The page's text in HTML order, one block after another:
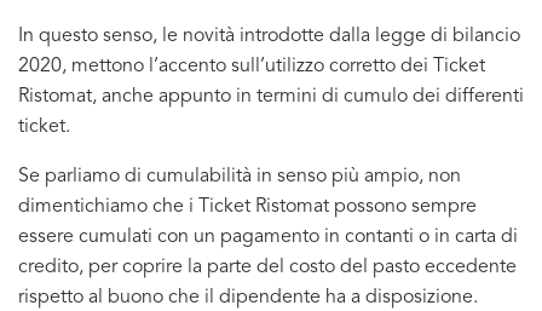
In questo senso, le novità introdotte dalla legge di bilancio
2020, mettono l’accento sull’utilizzo corretto dei Ticket
Ristomat, anche appunto in termini di cumulo dei differenti
ticket.
Se parliamo di cumulabilità in senso più ampio, non
dimentichiamo che i Ticket Ristomat possono sempre
essere cumulati con un pagamento in contanti o in carta di
credito, per coprire la parte del costo del pasto eccedente
rispetto al buono che il dipendente ha a disposizione.